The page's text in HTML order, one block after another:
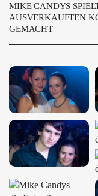
ÜBER
SHOP
MIKE CANDYS
AUSVERKAUFTEN
GEMACHT